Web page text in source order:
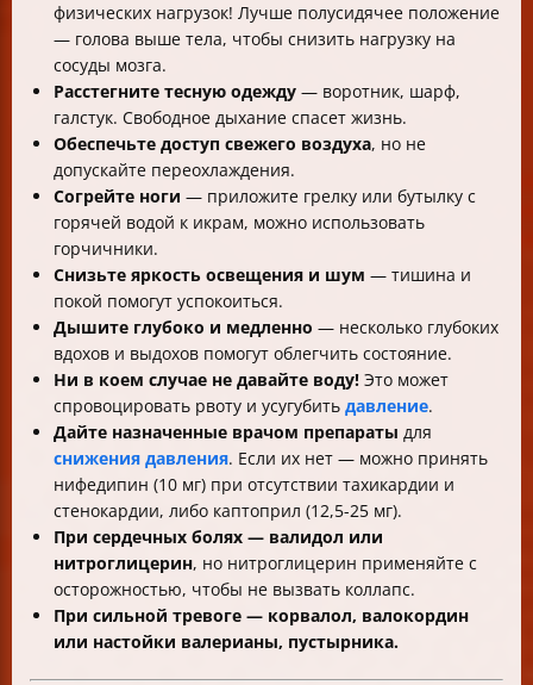
физических нагрузок! Лучше полусидячее положение
— голова выше тела, чтобы снизить нагрузку на
сосуды мозга.
Расстегните тесную одежду — воротник, шарф,
галстук. Свободное дыхание спасет жизнь.
Обеспечьте доступ свежего воздуха, но не
допускайте переохлаждения.
Согрейте ноги — приложите грелку или бутылку с
горячей водой к икрам, можно использовать
горчичники.
Снизьте яркость освещения и шум — тишина и
покой помогут успокоиться.
Дышите глубоко и медленно — несколько глубоких
вдохов и выдохов помогут облегчить состояние.
Ни в коем случае не давайте воду! Это может
спровоцировать рвоту и усугубить давление.
Дайте назначенные врачом препараты для
снижения давления. Если их нет — можно принять
нифедипин (10 мг) при отсутствии тахикардии и
стенокардии, либо каптоприл (12,5-25 мг).
При сердечных болях — валидол или
нитроглицерин, но нитроглицерин применяйте с
осторожностью, чтобы не вызвать коллапс.
При сильной тревоге — корвалол, валокордин
или настойки валерианы, пустырника.